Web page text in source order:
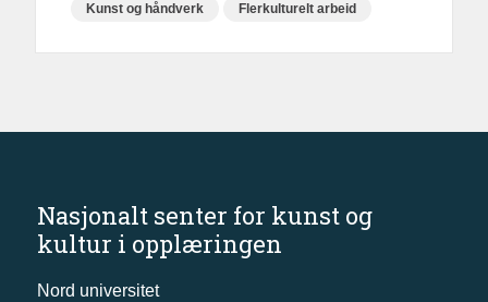
Kunst og håndverk
Flerkulturelt arbeid
Nasjonalt senter for kunst og
kultur i opplæringen
Nord universitet